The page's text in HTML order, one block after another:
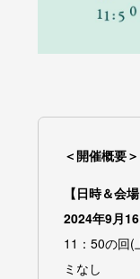
＜開催概要＞
【日時＆会
2024年9月
11：50の回
ミなし